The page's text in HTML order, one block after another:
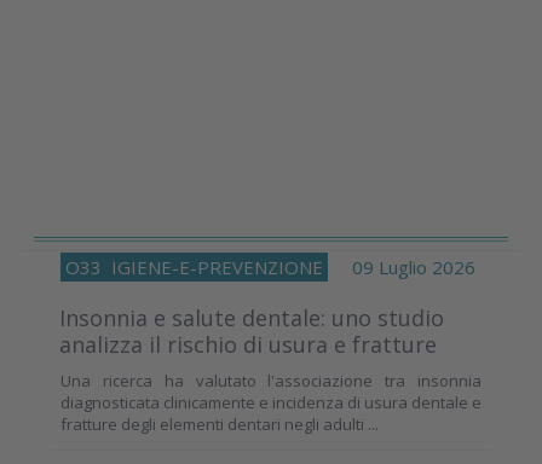
O33 IGIENE-E-PREVENZIONE 09 Luglio 2026
Insonnia e salute dentale: uno studio
analizza il rischio di usura e fratture
Una ricerca ha valutato l'associazione tra insonnia
diagnosticata clinicamente e incidenza di usura dentale e
fratture degli elementi dentari negli adulti ...